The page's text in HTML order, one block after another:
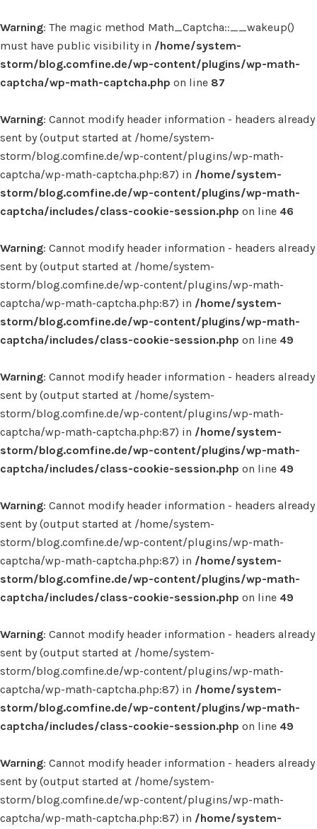
Warning: The magic method Math_Captcha::__wakeup()
must have public visibility in /home/system-
storm/blog.comfine.de/wp-content/plugins/wp-math-
captcha/wp-math-captcha.php on line 87
Warning: Cannot modify header information - headers already
sent by (output started at /home/system-
storm/blog.comfine.de/wp-content/plugins/wp-math-
captcha/wp-math-captcha.php:87) in /home/system-
storm/blog.comfine.de/wp-content/plugins/wp-math-
captcha/includes/class-cookie-session.php on line 46
Warning: Cannot modify header information - headers already
sent by (output started at /home/system-
storm/blog.comfine.de/wp-content/plugins/wp-math-
captcha/wp-math-captcha.php:87) in /home/system-
storm/blog.comfine.de/wp-content/plugins/wp-math-
captcha/includes/class-cookie-session.php on line 49
Warning: Cannot modify header information - headers already
sent by (output started at /home/system-
storm/blog.comfine.de/wp-content/plugins/wp-math-
captcha/wp-math-captcha.php:87) in /home/system-
storm/blog.comfine.de/wp-content/plugins/wp-math-
captcha/includes/class-cookie-session.php on line 49
Warning: Cannot modify header information - headers already
sent by (output started at /home/system-
storm/blog.comfine.de/wp-content/plugins/wp-math-
captcha/wp-math-captcha.php:87) in /home/system-
storm/blog.comfine.de/wp-content/plugins/wp-math-
captcha/includes/class-cookie-session.php on line 49
Warning: Cannot modify header information - headers already
sent by (output started at /home/system-
storm/blog.comfine.de/wp-content/plugins/wp-math-
captcha/wp-math-captcha.php:87) in /home/system-
storm/blog.comfine.de/wp-content/plugins/wp-math-
captcha/includes/class-cookie-session.php on line 49
Warning: Cannot modify header information - headers already
sent by (output started at /home/system-
storm/blog.comfine.de/wp-content/plugins/wp-math-
captcha/wp-math-captcha.php:87) in /home/system-